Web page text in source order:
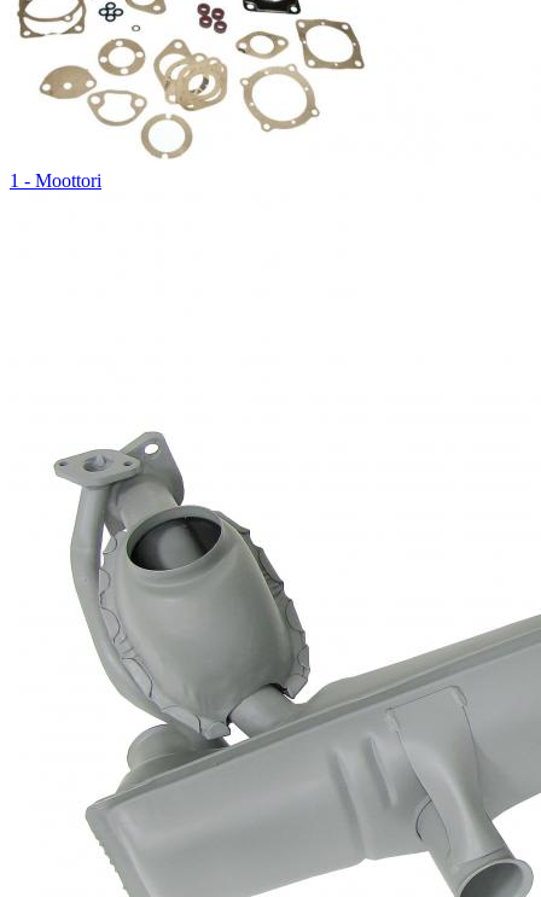
1 - Moottori